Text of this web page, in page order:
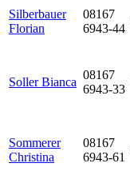
Silberbauer
Florian
08167
6943-44
Soller Bianca
08167
6943-33
Sommerer
Christina
08167
6943-61